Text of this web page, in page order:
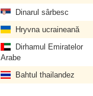
Dinarul sârbesc
Hryvna ucraineană
Dirhamul Emiratelor
Arabe
Bahtul thailandez